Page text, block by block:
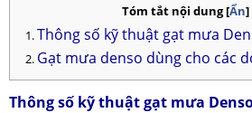
Tóm tắt nội dung[Ẩn]
Thông số kỹ thuật gạt mưa
Gạt mưa denso dùng cho các
Thông số kỹ thuật gạt mưa